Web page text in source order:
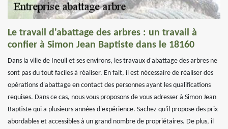
Le travail d'abattage des arbres : un travail à
confier à Simon Jean Baptiste dans le 18160
Dans la ville de Ineuil et ses environs, les travaux d'abattage des arbres ne
sont pas du tout faciles à réaliser. En fait, il est nécessaire de réaliser des
opérations d'abattage en contact des personnes ayant les qualifications
requises. Dans ce cas, nous vous proposons de vous adresser à Simon Jean
Baptiste qui a plusieurs années d'expérience. Sachez qu'il propose des prix
abordables et accessibles à un grand nombre de propriétaires. De plus, il